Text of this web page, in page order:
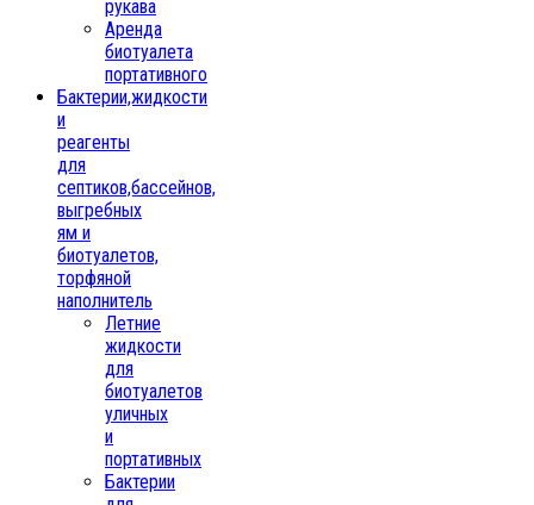
рукава
Аренда
биотуалета
портативного
Бактерии,жидкости
и
реагенты
для
септиков,бассейнов,
выгребных
ям и
биотуалетов,
торфяной
наполнитель
Летние
жидкости
для
биотуалетов
уличных
и
портативных
Бактерии